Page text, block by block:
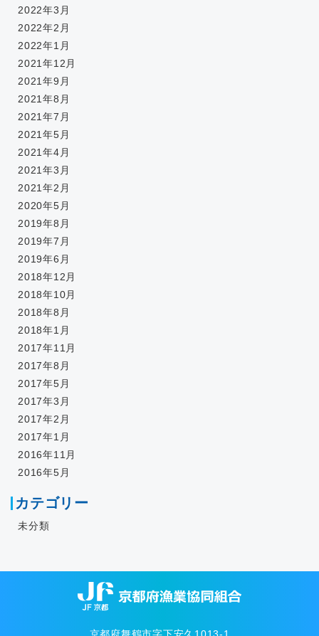
2022年3月
2022年2月
2022年1月
2021年12月
2021年9月
2021年8月
2021年7月
2021年5月
2021年4月
2021年3月
2021年2月
2020年5月
2019年8月
2019年7月
2019年6月
2018年12月
2018年10月
2018年8月
2018年1月
2017年11月
2017年8月
2017年5月
2017年3月
2017年2月
2017年1月
2016年11月
2016年5月
カテゴリー
未分類
京都府舞鶴市字下安久1013-1